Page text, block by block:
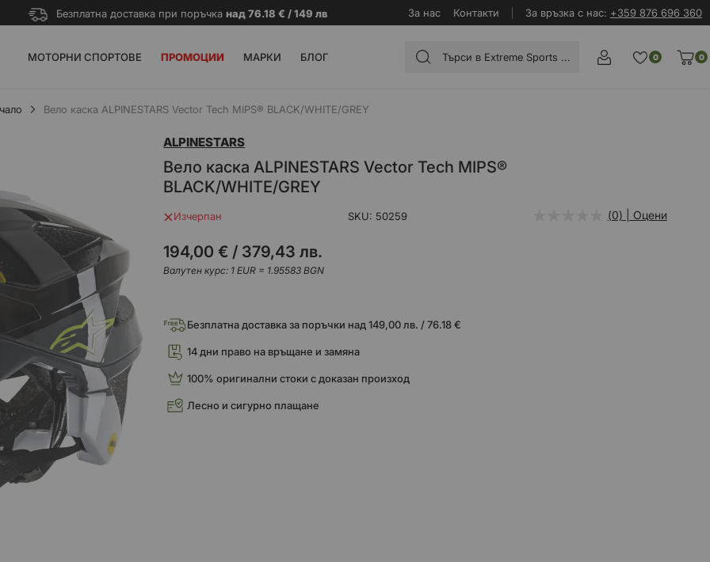
Безплатна доставка при поръчка над 76.18 € / 149 лв За нас Контакти За връзка с нас: +359 876 696 360
МОТОРНИ СПОРТОВЕ ПРОМОЦИИ МАРКИ БЛОГ 0
0
Вело каска ALPINESTARS Vector Tech MIPS® BLACK/WHITE/GREY
Вело каска ALPINESTARS Vector Tech MIPS®
BLACK/WHITE/GREY
ALPINESTARS
Изчерпан SKU 50259 (0) | Оцени
194,00 € / 379,43 лв.
Валутен курс: 1 EUR = 1.95583 BGN
Безплатна доставка за поръчки над 149,00 лв. / 76.18 €
14 дни право на връщане и замяна
100% оригинални стоки с доказан произход
Лесно и сигурно плащане